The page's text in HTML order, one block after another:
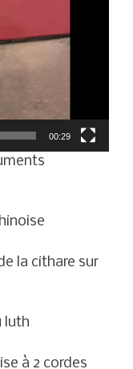
00:29
la cithare sur
luth
à 2 cordes